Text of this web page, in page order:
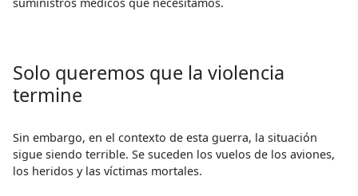
Solo queremos que la violencia
termine
Sin embargo, en el contexto de esta guerra, la situación
sigue siendo terrible. Se suceden los vuelos de los aviones,
los heridos y las víctimas mortales.